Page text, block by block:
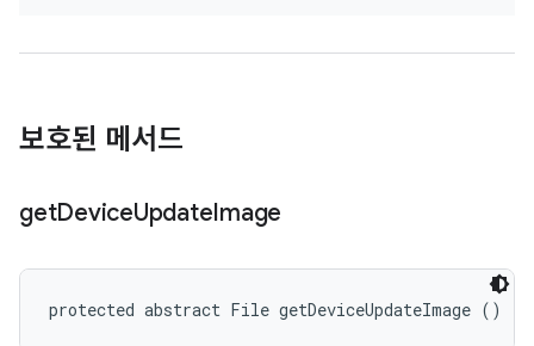
보호된 메서드
getDeviceUpdateImage
protected abstract File getDeviceUpdateImage ()